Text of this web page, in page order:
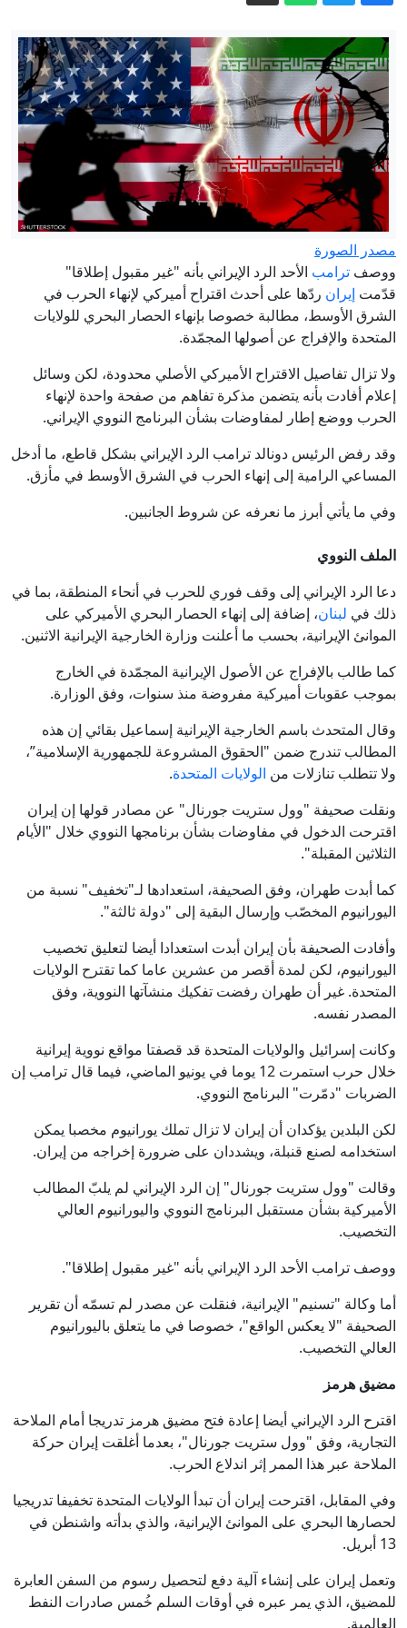
المملكة المتحدة: نساء يروين لبي بي سي
قصص اغتصاب وإساءة في كلية عسكرية
للمراهقين
الحصار الأميركي يشلّ شريان النفط
الإيراني.. ماذا كشفت صور الأقمار
الاصطناعية في جزيرة خرج؟
بين ملاذ الأنديز وتأشيرة نيوزيلندا.. كيف
يستعد الأثرياء لنهاية العالم؟
النصف في بلا قيود: إيران عدونا لأنّها تعتدي
النفط: نعتمد سياسة سعرية تنافسية تضمن
اختيار أفضل العروض للنفط العراقي »
وكالة الانباء العراقية (واع)
مصدر الصورة
ووصف ترامب الأحد الرد الإيراني بأنه "غير مقبول إطلاقا"
قدّمت إيران ردّها على أحدث اقتراح أميركي لإنهاء الحرب في
الشرق الأوسط، مطالبة خصوصا بإنهاء الحصار البحري للولايات
المتحدة والإفراج عن أصولها المجمّدة.
ولا تزال تفاصيل الاقتراح الأميركي الأصلي محدودة، لكن وسائل
إعلام أفادت بأنه يتضمن مذكرة تفاهم من صفحة واحدة لإنهاء
الحرب ووضع إطار لمفاوضات بشأن البرنامج النووي الإيراني.
وقد رفض الرئيس دونالد ترامب الرد الإيراني بشكل قاطع، ما أدخل
المساعي الرامية إلى إنهاء الحرب في الشرق الأوسط في مأزق.
وفي ما يأتي أبرز ما نعرفه عن شروط الجانبين.
الملف النووي
دعا الرد الإيراني إلى وقف فوري للحرب في أنحاء المنطقة، بما في
ذلك في لبنان، إضافة إلى إنهاء الحصار البحري الأميركي على
الموانئ الإيرانية، بحسب ما أعلنت وزارة الخارجية الإيرانية الاثنين.
كما طالب بالإفراج عن الأصول الإيرانية المجمّدة في الخارج
بموجب عقوبات أميركية مفروضة منذ سنوات، وفق الوزارة.
وقال المتحدث باسم الخارجية الإيرانية إسماعيل بقائي إن هذه
المطالب تندرج ضمن "الحقوق المشروعة للجمهورية الإسلامية”،
ولا تتطلب تنازلات من الولايات المتحدة.
ونقلت صحيفة "وول ستريت جورنال" عن مصادر قولها إن إيران
اقترحت الدخول في مفاوضات بشأن برنامجها النووي خلال "الأيام
الثلاثين المقبلة".
كما أبدت طهران، وفق الصحيفة، استعدادها لـ"تخفيف" نسبة من
اليورانيوم المخصّب وإرسال البقية إلى "دولة ثالثة".
وأفادت الصحيفة بأن إيران أبدت استعدادا أيضا لتعليق تخصيب
اليورانيوم، لكن لمدة أقصر من عشرين عاما كما تقترح الولايات
المتحدة. غير أن طهران رفضت تفكيك منشآتها النووية، وفق
المصدر نفسه.
وكانت إسرائيل والولايات المتحدة قد قصفتا مواقع نووية إيرانية
خلال حرب استمرت 12 يوما في يونيو الماضي، فيما قال ترامب إن
الضربات "دمّرت" البرنامج النووي.
لكن البلدين يؤكدان أن إيران لا تزال تملك يورانيوم مخصبا يمكن
استخدامه لصنع قنبلة، ويشددان على ضرورة إخراجه من إيران.
وقالت "وول ستريت جورنال" إن الرد الإيراني لم يلبّ المطالب
الأميركية بشأن مستقبل البرنامج النووي واليورانيوم العالي
التخصيب.
ووصف ترامب الأحد الرد الإيراني بأنه "غير مقبول إطلاقا".
أما وكالة "تسنيم" الإيرانية، فنقلت عن مصدر لم تسمّه أن تقرير
الصحيفة "لا يعكس الواقع"، خصوصا في ما يتعلق باليورانيوم
العالي التخصيب.
مضيق هرمز
اقترح الرد الإيراني أيضا إعادة فتح مضيق هرمز تدريجا أمام الملاحة
التجارية، وفق "وول ستريت جورنال"، بعدما أغلقت إيران حركة
الملاحة عبر هذا الممر إثر اندلاع الحرب.
وفي المقابل، اقترحت إيران أن تبدأ الولايات المتحدة تخفيفا تدريجيا
لحصارها البحري على الموانئ الإيرانية، والذي بدأته واشنطن في
13 أبريل.
وتعمل إيران على إنشاء آلية دفع لتحصيل رسوم من السفن العابرة
للمضيق، الذي يمر عبره في أوقات السلم خُمس صادرات النفط
العالمية.